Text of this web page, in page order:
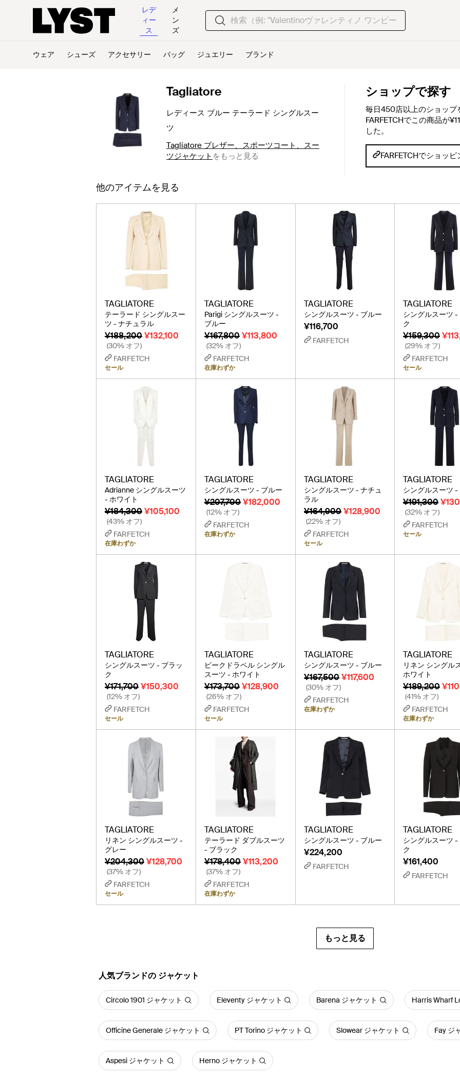
レデ
ィー
ス
メ
ン
ズ
ウェア シューズ アクセサリー バッグ ジュエリー ブランド
Tagliatore
レディース ブルー テーラード シングルスー
ツ
Tagliatore ブレザー、スポーツコート、スー
ツジャケット をもっと見る
ショップで探す
毎日450店以上のショップ
FARFETCHでこの商品が
した。
FARFETCHでショッピ
他のアイテムを見る
TAGLIATORE
テーラード シングルスー
ツ - ナチュラル
¥188,200¥132,100
(30% オフ)
FARFETCH
セール
TAGLIATORE
Parigi シングルスーツ -
ブルー
¥167,800 ¥113,800
(32% オフ)
FARFETCH
在庫わずか
TAGLIATORE
シングルスーツ - ブルー
¥116,700
FARFETCH
TAGLIATORE
シングルスーツ -
ク
¥159,300
(29% オフ)
FARFETCH
セール
TAGLIATORE
Adrianne シングルスーツ
- ホワイト
¥184,300¥105,100
(43% オフ)
FARFETCH
在庫わずか
TAGLIATORE
シングルスーツ - ブルー
¥207,700 ¥182,000
(12% オフ)
FARFETCH
在庫わずか
TAGLIATORE
シングルスーツ - ナチュ
ラル
¥164,900 ¥128,900
(22% オフ)
FARFETCH
セール
TAGLIATORE
シングルスーツ -
¥191,300
(32% オフ)
FARFETCH
セール
TAGLIATORE
シングルスーツ - ブラッ
ク
¥171,700¥150,300
(12% オフ)
FARFETCH
セール
TAGLIATORE
ピークドラペル シングル
スーツ - ホワイト
¥173,700 ¥128,900
(26% オフ)
FARFETCH
セール
TAGLIATORE
シングルスーツ - ブルー
¥167,500 ¥117,600
(30% オフ)
FARFETCH
在庫わずか
TAGLIATORE
リネン シングル
ホワイト
¥189,200
(41% オフ)
FARFETCH
在庫わずか
TAGLIATORE
リネン シングルスーツ -
グレー
¥204,300¥128,700
(37% オフ)
FARFETCH
セール
TAGLIATORE
テーラード ダブルスーツ
- ブラック
¥178,400 ¥113,200
(37% オフ)
FARFETCH
在庫わずか
TAGLIATORE
シングルスーツ - ブルー
¥224,200
FARFETCH
TAGLIATORE
シングルスーツ -
ク
¥161,400
FARFETCH
もっと見る
人気ブランドの ジャケット
Circolo 1901 ジャケット Eleventy ジャケット Barena ジャケット Harris Wharf
Officine Generale ジャケット PT Torino ジャケット Slowear ジャケット Fay ジ
Aspesi ジャケット Herno ジャケット